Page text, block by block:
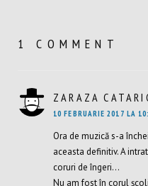
1 COMMENT
ZARAZA
10 FEBRUARIE 2017 LA
Ora de muzică s-a
aceasta definitiv. A
coruri de îngeri…
Nu am fost în corul